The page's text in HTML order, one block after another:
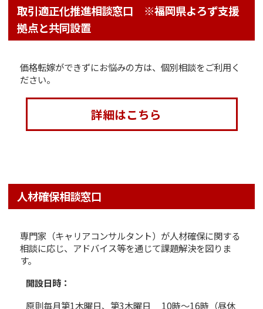
取引適正化推進相談窓口 ※福岡県よろず支援
拠点と共同設置
価格転嫁ができずにお悩みの方は、個別相談をご利用く
ださい。
詳細はこちら
人材確保相談窓口
専門家（キャリアコンサルタント）が人材確保に関する
相談に応じ、アドバイス等を通じて課題解決を図りま
す。
開設日時：
原則毎月第1木曜日、第3木曜日 10時～16時（昼休